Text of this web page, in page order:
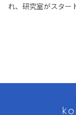
れ、研究室がスター